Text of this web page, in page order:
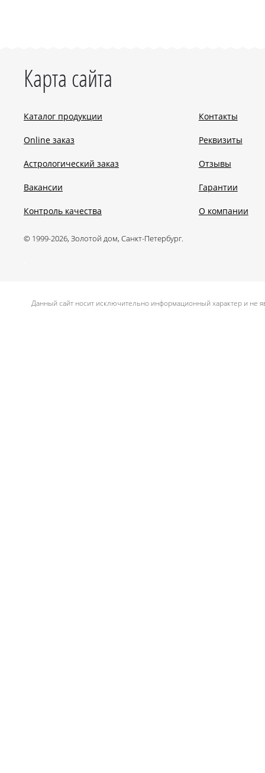
Карта сайта
Каталог продукции
Online заказ
Астрологический заказ
Вакансии
Контроль качества
Контакты
Реквизиты
Отзывы
Гарантии
О компании
© 1999-2026, Золотой дом, Санкт-Петербург.
Данный сайт носит исключительно информационный характер и не